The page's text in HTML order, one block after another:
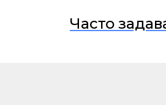
Часто